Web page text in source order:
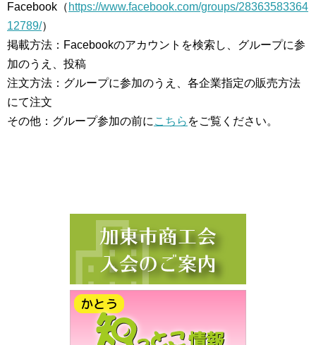
Facebook（ https://www.facebook.com/groups/28363583364
12789/）
掲載方法：Facebookのアカウントを検索し、グループに参
加のうえ、投稿
注文方法：グループに参加のうえ、各企業指定の販売方法
にて注文
その他：グループ参加の前に こちら をご覧ください。